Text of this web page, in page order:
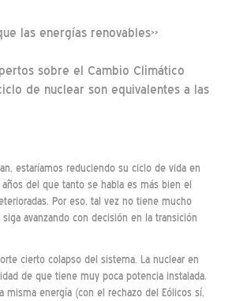
las energías renovables»
sobre el Cambio Climático
de nuclear son equivalentes a las
estaríamos reduciendo su ciclo de vida en
del que tanto se habla es más bien el
Por eso, tal vez no tiene mucho
avanzando con decisión en la transición
cierto colapso del sistema. La nuclear en
de que tiene muy poca potencia instalada.
misma energía (con el rechazo del Eólicos sí,